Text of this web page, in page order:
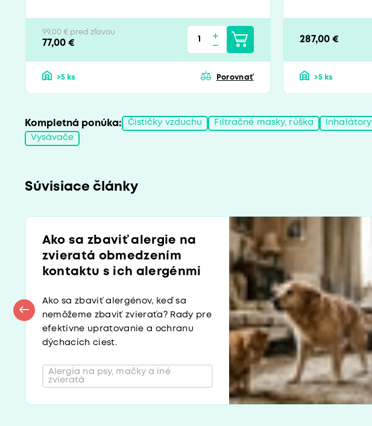
99,00 € pred zľavou
77,00 €
>5 ks Porovnať
287,00 €
>5 ks
Kompletná ponúka: Čističky vzduchu Filtračné masky, rúška Inhalátory
Vysávače
Súvisiace články
Ako sa zbaviť alergie na
zvieratá obmedzením
kontaktu s ich alergénmi
Ako sa zbaviť alergénov, keď sa
nemôžeme zbaviť zvieraťa? Rady pre
efektívne upratovanie a ochranu
dýchacích ciest.
Alergia na psy, mačky a iné
zvieratá